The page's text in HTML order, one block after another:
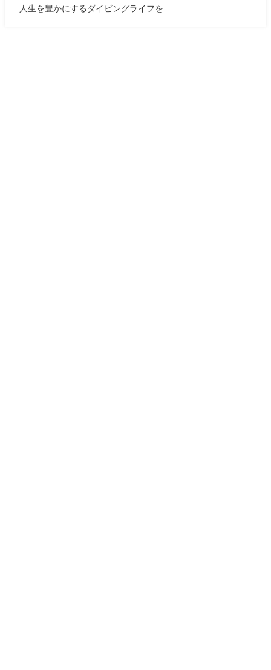
人生を豊かにするダイビングライフを